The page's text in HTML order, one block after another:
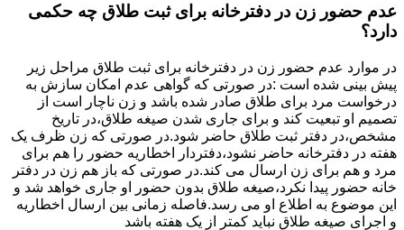
عدم حضور زن در دفترخانه برای ثبت طلاق چه حکمی
دارد؟
در موارد عدم حضور زن در دفترخانه برای ثبت طلاق مراحل زیر
پیش بینی شده است :در صورتی که گواهی عدم امکان سازش به
درخواست مرد برای طلاق صادر شده باشد و زن ناچار است از
تصمیم او تبعیت کند و برای جاری شدن صیغه طلاق،در تاریخ
مشخص،در دفتر ثبت طلاق حاضر شود.در صورتی که زن ظرف یک
هفته در دفترخانه حاضر نشود،دفتردار اخطاریه حضور را هم برای
مرد و هم برای زن ارسال می کند.در صورتی که باز هم زن در دفتر
خانه حضور پیدا نکرد،صیغه طلاق بدون حضور او جاری خواهد شد و
این موضوع به اطلاع او می رسد.فاصله زمانی بین ارسال اخطاریه
و اجرای صیغه طلاق نباید کمتر از یک هفته باشد